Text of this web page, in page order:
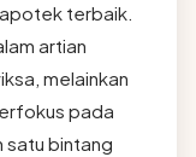
terbaik.
artian
melainkan
pada
satu bintang